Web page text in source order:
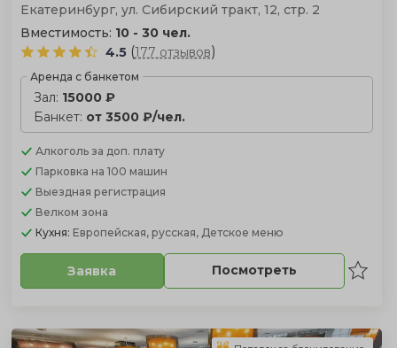
Екатеринбург, ул. Сибирский тракт, 12, стр. 2
Вместимость: 10 - 30 чел.
4.5 (177 отзывов)
Аренда с банкетом
Зал: 15000 ₽
Банкет: от 3500 ₽/чел.
Алкоголь за доп. плату
Парковка на 100 машин
Выездная регистрация
Велком зона
Кухня: Европейская, русская, Детское меню
Заявка Посмотреть